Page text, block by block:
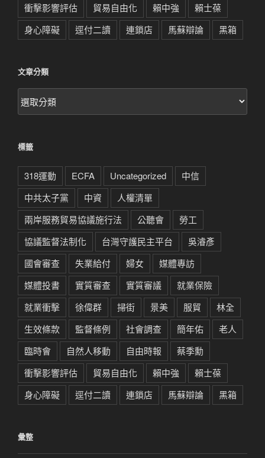
衝擊影響評估 貿易自由化 賴中強
賴士葆
身心障礙
逕付二讀 連鎖店 馬蘇辯論 黑箱
文章分類
文
章
標籤
318運動 ECFA Uncategorized
中信
中共太子黨
中資
人權清單
兩岸服務貿易協議施行法
公聽會
勞工
協議監督法制化
台灣守護民主平台
吳濬彥
國會審查
失業給付 婦女
媒體專訪
媒體投書
實質審查 實質審議
就業保險
就業衝擊
徐偉群 掃街 景美 服貿
林全
生效條款
監督條例 社會調查 簡年佑
老人
臨時會
自然人移動 自由時報
蔡季勳
衝擊影響評估
貿易自由化 賴中強
賴士葆
身心障礙
逕付二讀 連鎖店 馬蘇辯論 黑箱
彙整